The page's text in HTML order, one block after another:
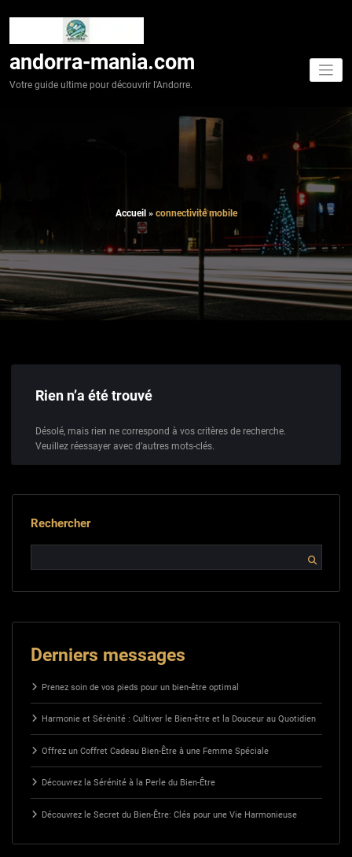
andorra-mania.com
Votre guide ultime pour découvrir l'Andorre.
Accueil » connectivité mobile
Rien n’a été trouvé
Désolé, mais rien ne correspond à vos critères de recherche.
Veuillez réessayer avec d’autres mots-clés.
Rechercher
Derniers messages
Prenez soin de vos pieds pour un bien-être optimal
Harmonie et Sérénité : Cultiver le Bien-être et la Douceur au Quotidien
Offrez un Coffret Cadeau Bien-Être à une Femme Spéciale
Découvrez la Sérénité à la Perle du Bien-Être
Découvrez le Secret du Bien-Être: Clés pour une Vie Harmonieuse